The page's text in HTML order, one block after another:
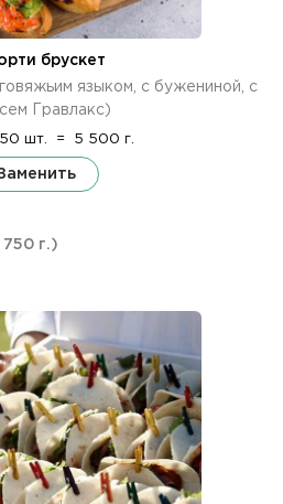
брускет
языком, с бужениной, с
Гравлакс)
50 шт. = 5 500 г.
750 г.)